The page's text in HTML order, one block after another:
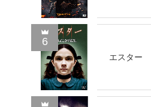
6
エスター